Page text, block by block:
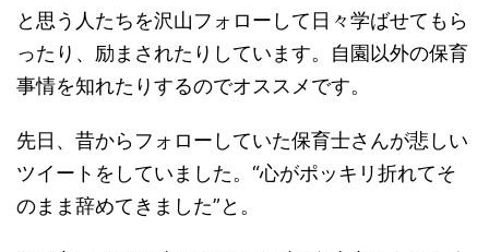
と思う人たちを沢山フォローして日々学ばせてもら
ったり、励まされたりしています。自園以外の保育
事情を知れたりするのでオススメです。
先日、昔からフォローしていた保育士さんが悲しい
ツイートをしていました。“心がポッキリ折れてそ
のまま辞めてきました”と。